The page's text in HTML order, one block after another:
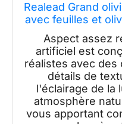
Realead Grand
avec feuilles et
olivier artificiel
décoration
Aspect assez
artificiel est
réalistes avec des
détails de
l'éclairage de la
atmosphère
vous apportant